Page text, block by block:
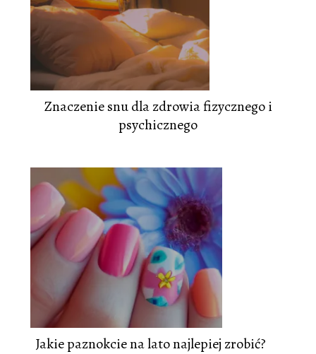
Znaczenie snu dla zdrowia fizycznego i
psychicznego
Jakie paznokcie na lato najlepiej zrobić?